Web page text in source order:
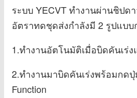
ระบบ YECVT ทำงานผ่านชิปด
อัตราทดชุดส่งกำลังมี 2 รูปแบบ
1.ทำงานอัตโนมัติเมื่อบิดคันเร่
2.ทำงานมาบิดคันเร่งพร้อมกดปุ่
Function